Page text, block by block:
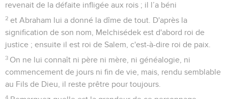
revenait de la défaite infligée aux rois ; il l’a béni
2 et Abraham lui a donné la dîme de tout. D'après la
signification de son nom, Melchisédek est d'abord roi de
justice ; ensuite il est roi de Salem, c'est-à-dire roi de paix.
3 On ne lui connaît ni père ni mère, ni généalogie, ni
commencement de jours ni fin de vie, mais, rendu semblable
au Fils de Dieu, il reste prêtre pour toujours.
4